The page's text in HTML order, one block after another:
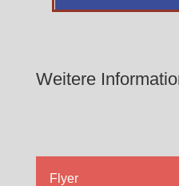
Weitere
Flyer